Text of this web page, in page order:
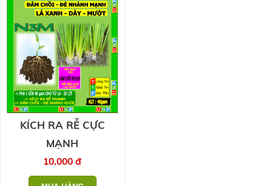
KÍCH RA RỄ CỰC
MẠNH
10.000 đ